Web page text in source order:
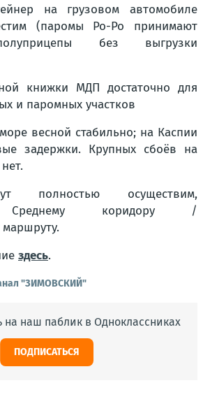
на грузовом автомобиле
(паромы Ро-Ро принимают
без выгрузки
книжки МДП достаточно для
и паромных участков
весной стабильно; на Каспии
задержки. Крупных сбоёв на
полностью осуществим,
Среднему коридору /
здесь.
"ЗИМОВСКИЙ"
на наш паблик в Одноклассниках
ПОДПИСАТЬСЯ